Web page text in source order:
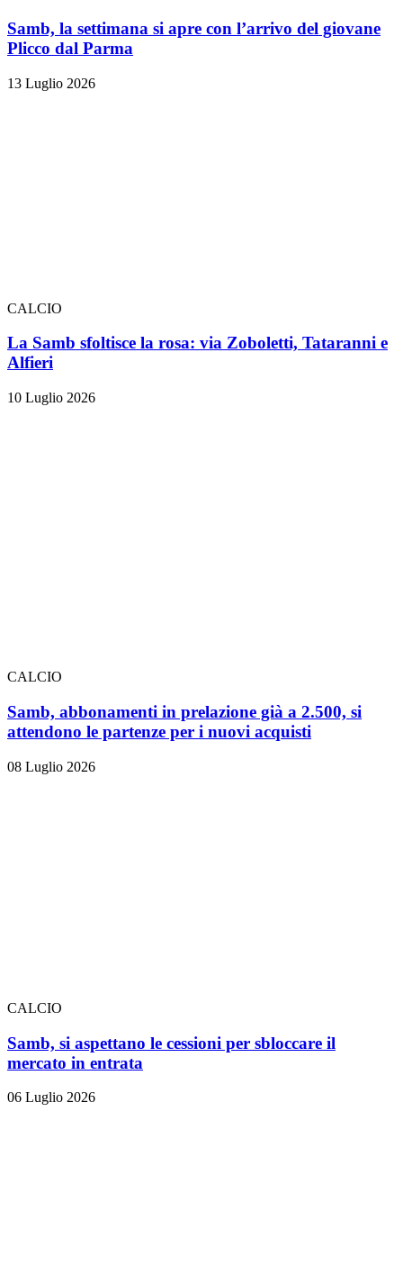
Samb, la settimana si apre con l’arrivo del giovane
Plicco dal Parma
13 Luglio 2026
CALCIO
La Samb sfoltisce la rosa: via Zoboletti, Tataranni e
Alfieri
10 Luglio 2026
CALCIO
Samb, abbonamenti in prelazione già a 2.500, si
attendono le partenze per i nuovi acquisti
08 Luglio 2026
CALCIO
Samb, si aspettano le cessioni per sbloccare il
mercato in entrata
06 Luglio 2026